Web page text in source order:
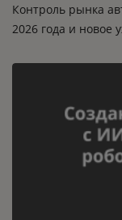
Контроль рынка
2026 года и новое